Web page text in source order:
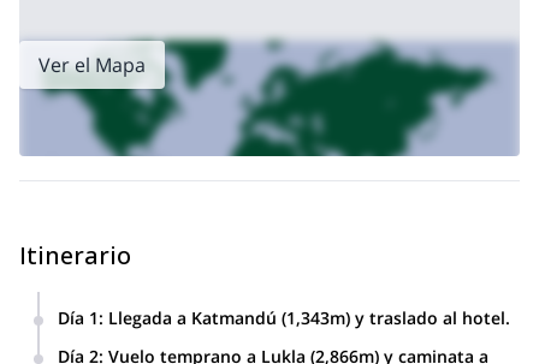
Ver el Mapa
Itinerario
Día 1: Llegada a Katmandú (1,343m) y traslado al hotel.
Día 2: Vuelo temprano a Lukla (2,866m) y caminata a